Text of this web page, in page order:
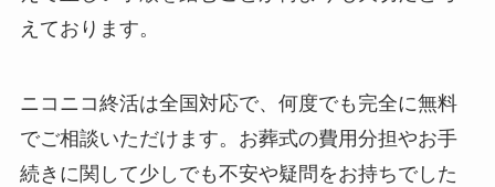
えております。
ニコニコ終活は全国対応で、何度でも完全に無料
でご相談いただけます。お葬式の費用分担やお手
続きに関して少しでも不安や疑問をお持ちでした